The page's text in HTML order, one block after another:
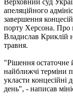
апеляційного
завершення
порту Херсона. Про
Владислав Криклій
травня.
"Рішення
найближчі терміни
укласти концесійні
день", - написав